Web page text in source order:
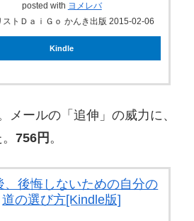
posted with ヨメレバ
ストＤａｉＧｏ かんき出版 2015-02-06
Kindle
メールの「追伸」の威力に、
756円 。
、後悔しないための自分の
道の選び方[Kindle版]